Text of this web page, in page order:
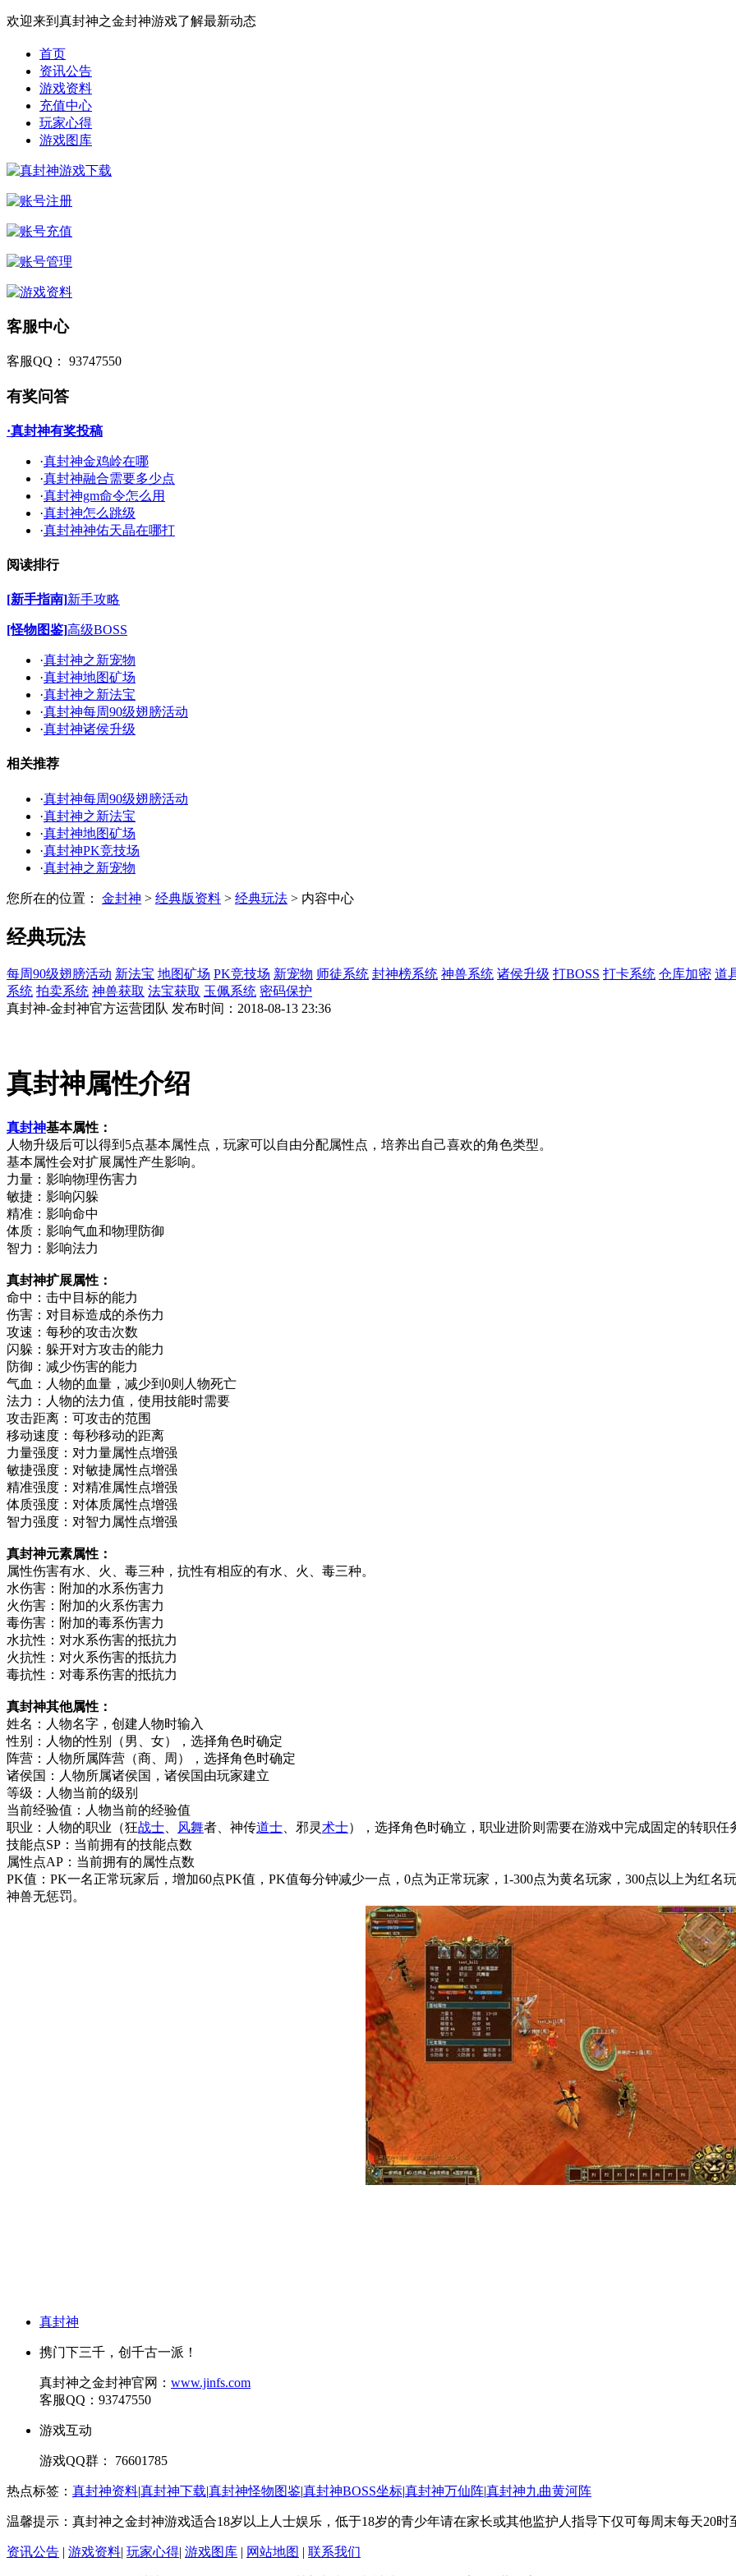
欢迎来到真封神之金封神游戏了解最新动态
首页
资讯公告
游戏资料
充值中心
玩家心得
游戏图库
客服中心
客服QQ： 93747550
有奖问答
·真封神有奖投稿
·真封神金鸡岭在哪
·真封神融合需要多少点
·真封神gm命令怎么用
·真封神怎么跳级
·真封神神佑天晶在哪打
阅读排行
[新手指南]新手攻略
[怪物图鉴]高级BOSS
·真封神之新宠物
·真封神地图矿场
·真封神之新法宝
·真封神每周90级翅膀活动
·真封神诸侯升级
相关推荐
·真封神每周90级翅膀活动
·真封神之新法宝
·真封神地图矿场
·真封神PK竞技场
·真封神之新宠物
您所在的位置： 金封神 > 经典版资料 > 经典玩法 > 内容中心
经典玩法
每周90级翅膀活动 新法宝 地图矿场 PK竞技场 新宠物 师徒系统 封神榜系统 神兽系统 诸侯升级 打BOSS 打卡系统 仓库加密 道
系统 拍卖系统 神兽获取 法宝获取 玉佩系统 密码保护
真封神-金封神官方运营团队 发布时间：2018-08-13 23:36
真封神属性介绍
真封神基本属性：
人物升级后可以得到5点基本属性点，玩家可以自由分配属性点，培养出自己喜欢的角色类型。
基本属性会对扩展属性产生影响。
力量：影响物理伤害力
敏捷：影响闪躲
精准：影响命中
体质：影响气血和物理防御
智力：影响法力
真封神扩展属性：
命中：击中目标的能力
伤害：对目标造成的杀伤力
攻速：每秒的攻击次数
闪躲：躲开对方攻击的能力
防御：减少伤害的能力
气血：人物的血量，减少到0则人物死亡
法力：人物的法力值，使用技能时需要
攻击距离：可攻击的范围
移动速度：每秒移动的距离
力量强度：对力量属性点增强
敏捷强度：对敏捷属性点增强
精准强度：对精准属性点增强
体质强度：对体质属性点增强
智力强度：对智力属性点增强
真封神元素属性：
属性伤害有水、火、毒三种，抗性有相应的有水、火、毒三种。
水伤害：附加的水系伤害力
火伤害：附加的火系伤害力
毒伤害：附加的毒系伤害力
水抗性：对水系伤害的抵抗力
火抗性：对火系伤害的抵抗力
毒抗性：对毒系伤害的抵抗力
真封神其他属性：
姓名：人物名字，创建人物时输入
性别：人物的性别（男、女），选择角色时确定
阵营：人物所属阵营（商、周），选择角色时确定
诸侯国：人物所属诸侯国，诸侯国由玩家建立
等级：人物当前的级别
当前经验值：人物当前的经验值
职业：人物的职业（狂战士 风舞者、神传道士 、邪灵术士），选择角色时确立，职业进阶则需要在游戏中完成固定的转职任
技能点SP：当前拥有的技能点数
属性点AP：当前拥有的属性点数
PK值：PK一名正常玩家后，增加60点PK值，PK值每分钟减少一点，0点为正常玩家，1-300点为黄名玩家，300点以上为红
神兽无惩罚。
真封神
携门下三千，创千古一派！
真封神之金封神官网： www.jinfs.com
客服QQ：93747550
游戏互动
游戏QQ群： 76601785
热点标签： 真封神资料|真封神下载|真封神怪物图鉴|真封神BOSS坐标|真封神万仙阵|真封神九曲黄河阵
温馨提示：真封神之金封神游戏适合18岁以上人士娱乐，低于18岁的青少年请在家长或其他监护人指导下仅可每周末每天20时
资讯公告 | 游戏资料| 玩家心得| 游戏图库 | 网站地图 | 联系我们